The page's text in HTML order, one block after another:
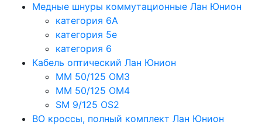
Медные шнуры коммутационные Лан Юнион
категория 6A
категория 5e
категория 6
Кабель оптический Лан Юнион
MM 50/125 OM3
MM 50/125 OM4
SM 9/125 OS2
ВО кроссы, полный комплект Лан Юнион